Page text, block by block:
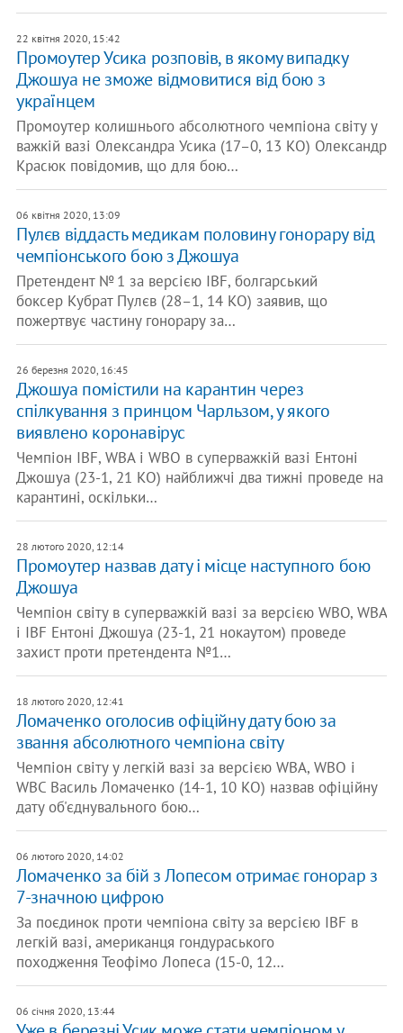
22 квітня 2020, 15:42
Промоутер Усика розповів, в якому випадку
Джошуа не зможе відмовитися від бою з
українцем
Промоутер колишнього абсолютного чемпіона світу у
важкій вазі Олександра Усика (17–0, 13 КО) Олександр
Красюк повідомив, що для бою…
06 квітня 2020, 13:09
Пулєв віддасть медикам половину гонорару від
чемпіонського бою з Джошуа
Претендент № 1 за версією IBF, болгарський
боксер Кубрат Пулєв (28–1, 14 КО) заявив, що
пожертвує частину гонорару за…
26 березня 2020, 16:45
Джошуа помістили на карантин через
спілкування з принцом Чарльзом, у якого
виявлено коронавірус
Чемпіон IBF, WBA і WBO в суперважкій вазі Ентоні
Джошуа (23-1, 21 КО) найближчі два тижні проведе на
карантині, оскільки…
28 лютого 2020, 12:14
Промоутер назвав дату і місце наступного бою
Джошуа
Чемпіон світу в суперважкій вазі за версією WBO, WBA
і IBF Ентоні Джошуа (23-1, 21 нокаутом) проведе
захист проти претендента №1…
18 лютого 2020, 12:41
Ломаченко оголосив офіційну дату бою за
звання абсолютного чемпіона світу
Чемпіон світу у легкій вазі за версією WBA, WBO і
WBC Василь Ломаченко (14-1, 10 КО) назвав офіційну
дату об'єднувального бою…
06 лютого 2020, 14:02
Ломаченко за бій з Лопесом отримає гонорар з
7-значною цифрою
За поєдинок проти чемпіона світу за версією IBF в
легкій вазі, американця гондураського
походження Теофімо Лопеса (15-0, 12…
06 січня 2020, 13:44